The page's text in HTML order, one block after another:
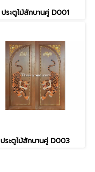
ประตูไม้สักบานคู่ D001
ประตูไม้สักบานคู่ D003